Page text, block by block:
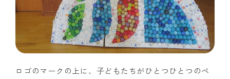
ロゴのマークの上に、子どもたちがひとつひとつのペ